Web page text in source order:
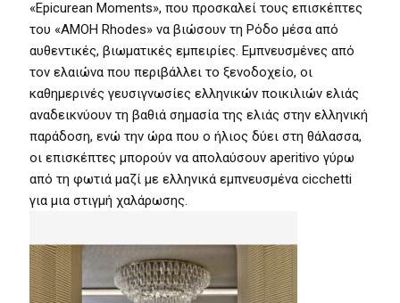
«Epicurean Moments», που προσκαλεί τους επισκέπτες
του «AMOH Rhodes» να βιώσουν τη Ρόδο μέσα από
αυθεντικές, βιωματικές εμπειρίες. Εμπνευσμένες από
τον ελαιώνα που περιβάλλει το ξενοδοχείο, οι
καθημερινές γευσιγνωσίες ελληνικών ποικιλιών ελιάς
αναδεικνύουν τη βαθιά σημασία της ελιάς στην ελληνική
παράδοση, ενώ την ώρα που ο ήλιος δύει στη θάλασσα,
οι επισκέπτες μπορούν να απολαύσουν aperitivo γύρω
από τη φωτιά μαζί με ελληνικά εμπνευσμένα cicchetti
για μια στιγμή χαλάρωσης.